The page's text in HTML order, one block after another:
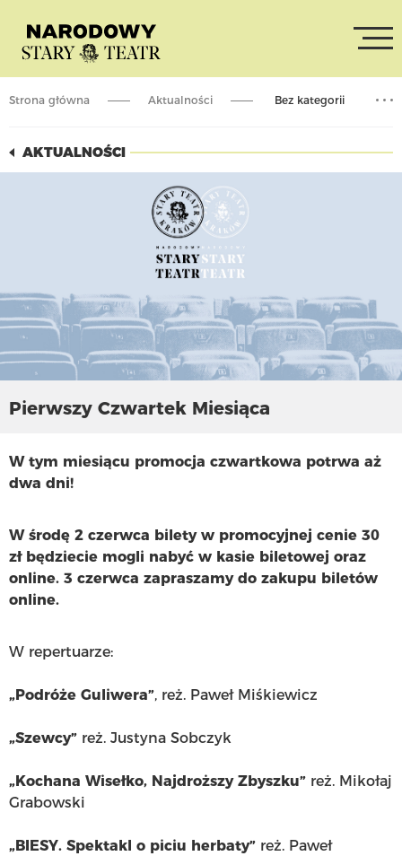
Strona główna Bez kategorii
Aktualności
AKTUALNOŚCI
Pierwszy Czwartek Miesiąca
W tym miesiącu promocja czwartkowa potrwa aż
dwa dni!
W środę 2 czerwca bilety w promocyjnej cenie 30
zł będziecie mogli nabyć w kasie biletowej oraz
online. 3 czerwca zapraszamy do zakupu biletów
online.
W repertuarze:
„Podróże Guliwera”, reż. Paweł Miśkiewicz
„Szewcy” reż. Justyna Sobczyk
„Kochana Wisełko, Najdroższy Zbyszku” reż. Mikołaj
Grabowski
„BIESY. Spektakl o piciu herbaty” reż. Paweł